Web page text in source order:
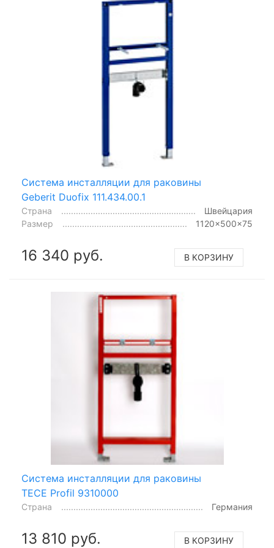
Система инсталляции для раковины
Geberit Duofix 111.434.00.1
Страна
Швейцария
Размер
1120x500x75
16 340 руб. В КОРЗИНУ
Система инсталляции для раковины
TECE Profil 9310000
Страна Германия
13 810 руб. В КОРЗИНУ